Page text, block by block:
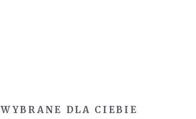
WYBRANE DLA CIEBIE